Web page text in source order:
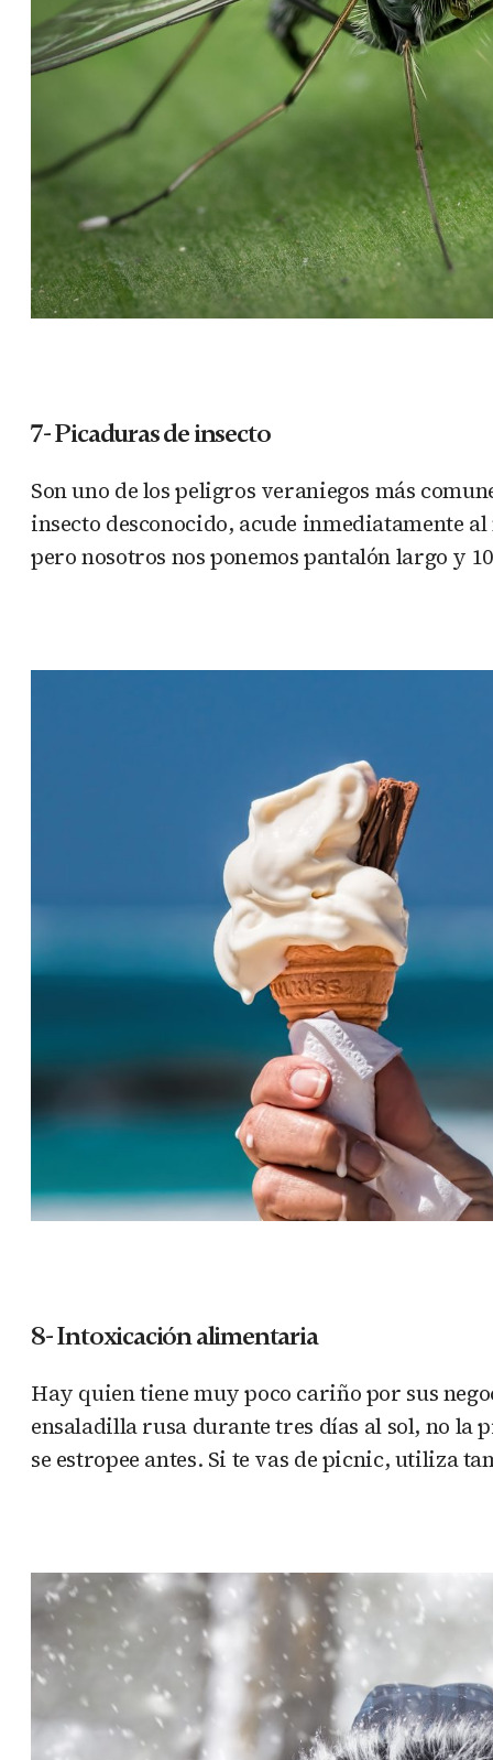
7- Picaduras de insecto
Son uno de los peligros veraniegos más
insecto desconocido, acude inmediatamente
pero nosotros nos ponemos pantalón largo y
8- Intoxicación alimentaria
Hay quien tiene muy poco cariño por sus
ensaladilla rusa durante tres días al sol, no la
se estropee antes. Si te vas de picnic, utiliza